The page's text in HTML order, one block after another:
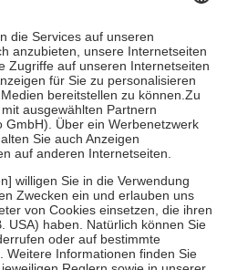
jedoch nie mehr als die tatsächlichen
auch für Online-Apotheken.
Krankenpflege beträgt die
sowie zehn Euro je
für ihre eigene Gesundheit zu
der Familie zu unterstützen,
zum vollendeten 18. Lebensjahr
und Früherkennung, die von der